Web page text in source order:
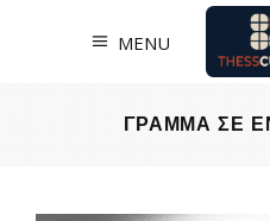
MENU
ΓΡΑΜΜΑ ΣΕ